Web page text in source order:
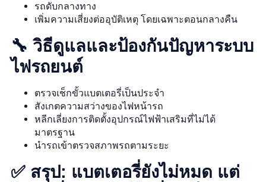
รถดับกลางทาง
เพิ่มความเสี่ยงต่ออุบัติเหตุ โดยเฉพาะตอนกลางคืน
🔧 วิธีดูแลและป้องกันปัญหาระบบ
ไฟรถยนต์
ตรวจเช็กขั้วแบตเตอรี่เป็นประจำ
สังเกตความสว่างของไฟหน้ารถ
หลีกเลี่ยงการติดตั้งอุปกรณ์ไฟฟ้าเสริมที่ไม่ได้
มาตรฐาน
นำรถเข้าตรวจสภาพรถตามระยะ
✅ สรุป: แบตเตอรี่ยังไม่หมด แต่